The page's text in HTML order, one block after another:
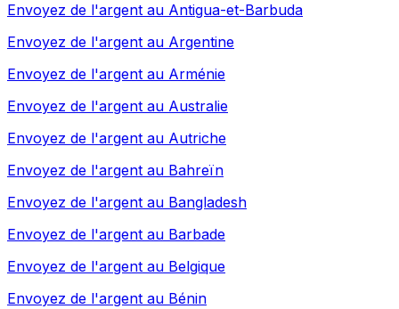
Envoyez de l'argent au Antigua-et-Barbuda
Envoyez de l'argent au Argentine
Envoyez de l'argent au Arménie
Envoyez de l'argent au Australie
Envoyez de l'argent au Autriche
Envoyez de l'argent au Bahreïn
Envoyez de l'argent au Bangladesh
Envoyez de l'argent au Barbade
Envoyez de l'argent au Belgique
Envoyez de l'argent au Bénin